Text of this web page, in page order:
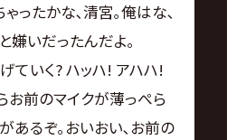
ゃったかな､清宮｡俺はな､
嫌いだったんだよ｡
ていく? ハッハ! アハハ!
お前のマイクが薄っぺら
あるぞ｡おいおい､お前の